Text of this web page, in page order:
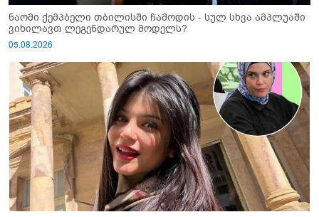
ნაომი ქემპბელი თბილისში ჩამოდის - სულ სხვა ამპლუაში
ვიხილავთ ლეგენდარულ მოდელს?
05.08.2026